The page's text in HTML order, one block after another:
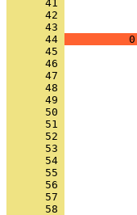
      41
      42
      43
      44
      45
      46
      47
      48
      49
      50
      51
      52
      53
      54
      55
      56
      57
      58